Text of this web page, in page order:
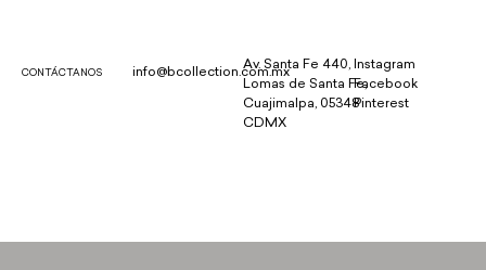
CONTÁCTANOS info@bcollection.com.mx
Av. Santa Fe 440,
Lomas de Santa Fe,
Cuajimalpa, 05348
CDMX
Instagram
Facebook
Pinterest